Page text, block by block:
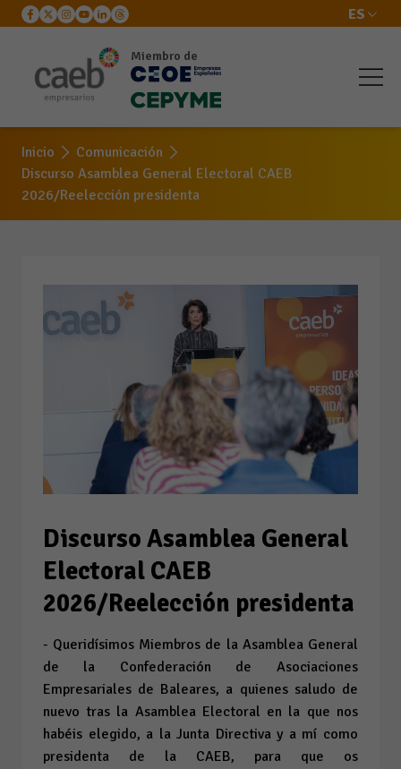
ES
Miembro de
Inicio
Comunicación
Discurso Asamblea General Electoral CAEB
2026/Reelección presidenta
Discurso Asamblea General
Electoral CAEB
2026/Reelección presidenta
- Queridísimos Miembros de la Asamblea General
de la Confederación de Asociaciones
Empresariales de Baleares, a quienes saludo de
nuevo tras la Asamblea Electoral en la que nos
habéis elegido, a la Junta Directiva y a mí como
presidenta de la CAEB, para que os